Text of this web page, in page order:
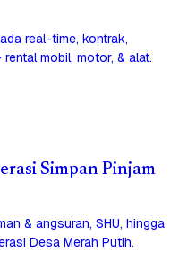
real-time, kontrak,
mobil, motor, & alat.
Simpan Pinjam
& angsuran, SHU, hingga
Desa Merah Putih.